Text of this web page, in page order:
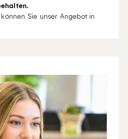
Sie unser Angebot in